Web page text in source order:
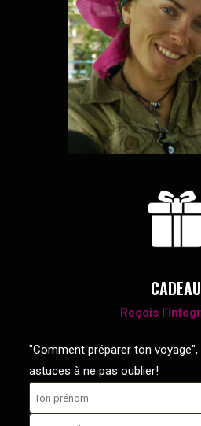
CADEAU
Reçois
"Comment préparer ton
astuces à ne pas oublier!